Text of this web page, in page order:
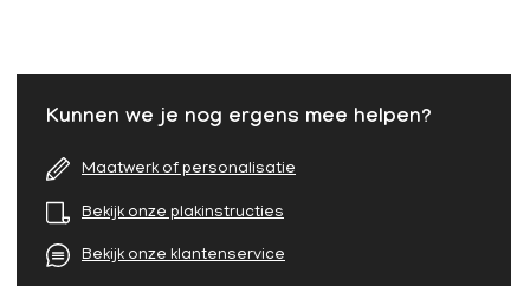
Kunnen we je nog ergens mee helpen?
Maatwerk of personalisatie
Bekijk onze plakinstructies
Bekijk onze klantenservice